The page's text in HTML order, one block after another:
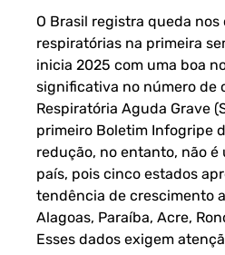
O Brasil registra queda
respiratórias na primeira
inicia 2025 com uma boa
significativa no número de
Respiratória Aguda Grave
primeiro Boletim Infogripe
redução, no entanto, não
país, pois cinco estados
tendência de crescimento
Alagoas, Paraíba, Acre,
Esses dados exigem